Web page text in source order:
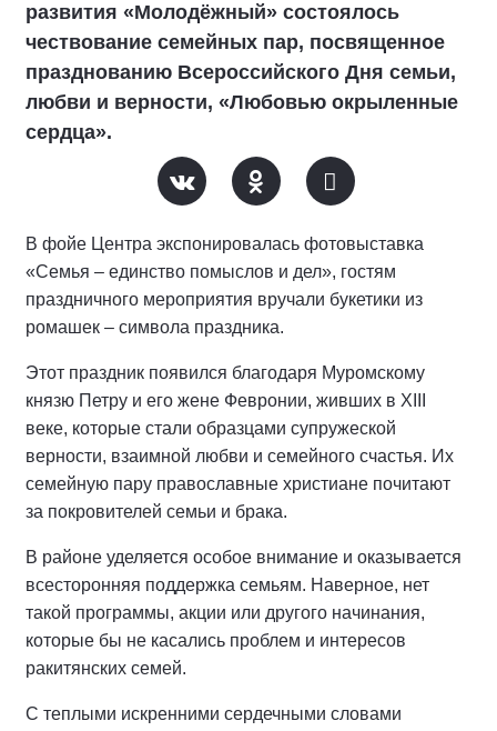
развития «Молодёжный» состоялось
чествование семейных пар, посвященное
празднованию Всероссийского Дня семьи,
любви и верности, «Любовью окрыленные
сердца».
В фойе Центра экспонировалась фотовыставка
«Семья – единство помыслов и дел», гостям
праздничного мероприятия вручали букетики из
ромашек – символа праздника.
Этот праздник появился благодаря Муромскому
князю Петру и его жене Февронии, живших в XIII
веке, которые стали образцами супружеской
верности, взаимной любви и семейного счастья. Их
семейную пару православные христиане почитают
за покровителей семьи и брака.
В районе уделяется особое внимание и оказывается
всесторонняя поддержка семьям. Наверное, нет
такой программы, акции или другого начинания,
которые бы не касались проблем и интересов
ракитянских семей.
С теплыми искренними сердечными словами